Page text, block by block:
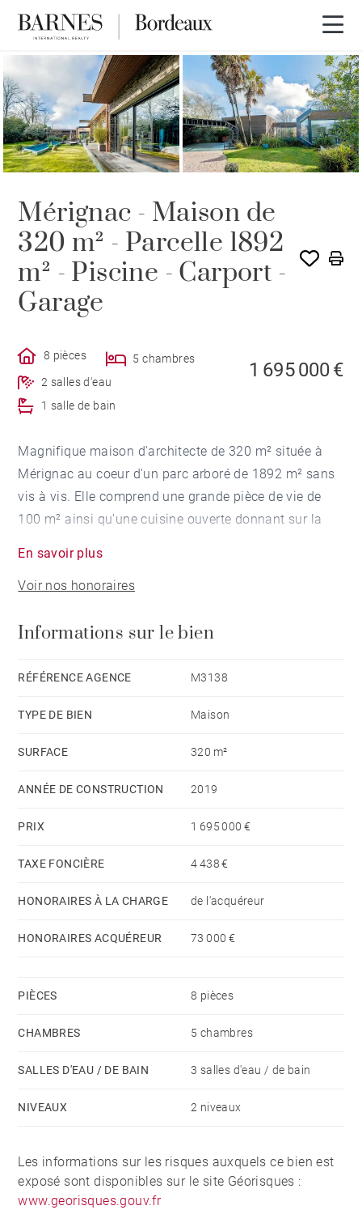
Mérignac - Maison de
320 m² - Parcelle 1892
m² - Piscine - Carport -
Garage
8 pièces
5 chambres
2 salles d'eau
1 salle de bain
1 695 000 €
Magnifique maison d'architecte de 320 m² située à
Mérignac au coeur d'un parc arboré de 1892 m² sans
vis à vis. Elle comprend une grande pièce de vie de
100 m² ainsi qu'une cuisine ouverte donnant sur la
buanderie. L'espace nuit de plain pied dispose de deux
chambres avec salle d'eau et un dressing. Une
aujourd'hui utilisée en bureaux mais facilement
50 m², une salle de jeux, une chambre et une salle de
ce bien rare situé à proximité du tram des commerces.
En savoir plus
Voir nos honoraires
Informations sur le bien
RÉFÉRENCE AGENCE M3138
TYPE DE BIEN Maison
SURFACE 320 m²
ANNÉE DE CONSTRUCTION 2019
PRIX 1 695 000 €
TAXE FONCIÈRE 4 438 €
HONORAIRES À LA CHARGE de l'acquéreur
HONORAIRES ACQUÉREUR 73 000 €
PIÈCES 8 pièces
CHAMBRES 5 chambres
SALLES D'EAU / DE BAIN 3 salles d'eau / de bain
NIVEAUX 2 niveaux
Les informations sur les risques auxquels ce bien est
exposé sont disponibles sur le site Géorisques :
www.georisques.gouv.fr